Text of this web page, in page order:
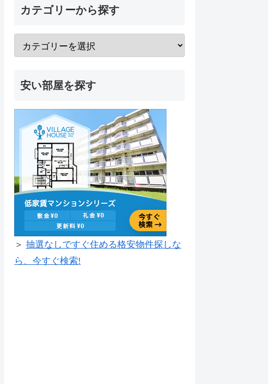
カテゴリーから探す
安い部屋を探す
＞ 抽選なしですぐ住める格安物件探しな
ら、今すぐ検索!